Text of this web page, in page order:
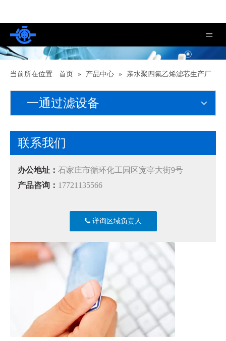
当前所在位置: 首页 » 产品中心 »
亲水聚四氟乙烯滤芯生产厂
一通过滤设备
联系我们
办公地址： 石家庄市循环化工园区宽亭大街9号
产品咨询： 17721135566
详询区域负责人